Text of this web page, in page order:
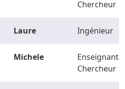
Chercheur
Laure Ingénieur
Michele
Enseignant-
Chercheur